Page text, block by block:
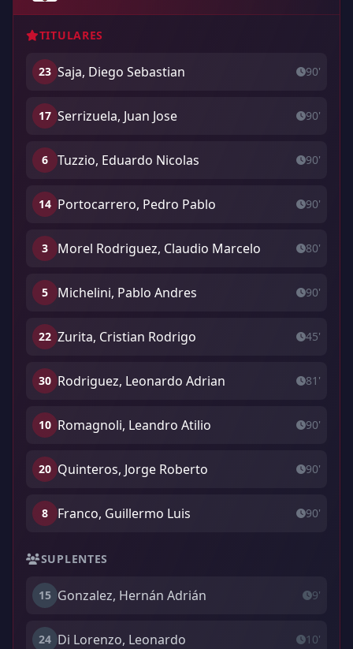
TITULARES
23 Saja, Diego Sebastian 90'
17 Serrizuela, Juan Jose 90'
6 Tuzzio, Eduardo Nicolas 90'
14 Portocarrero, Pedro Pablo 90'
3 Morel Rodriguez, Claudio Marcelo 80'
5 Michelini, Pablo Andres 90'
22 Zurita, Cristian Rodrigo 45'
30 Rodriguez, Leonardo Adrian 81'
10 Romagnoli, Leandro Atilio 90'
20 Quinteros, Jorge Roberto 90'
8 Franco, Guillermo Luis 90'
SUPLENTES
15 Gonzalez, Hernán Adrián 9'
24 Di Lorenzo, Leonardo 10'